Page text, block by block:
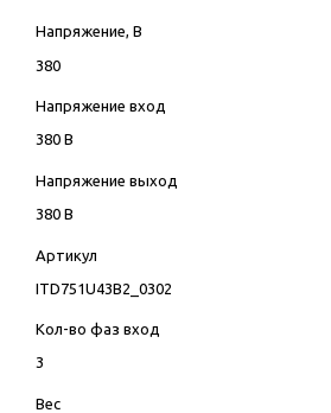
Напряжение, В
380
Напряжение вход
380 В
Напряжение выход
380 В
Артикул
ITD751U43B2_0302
Кол-во фаз вход
3
Вес